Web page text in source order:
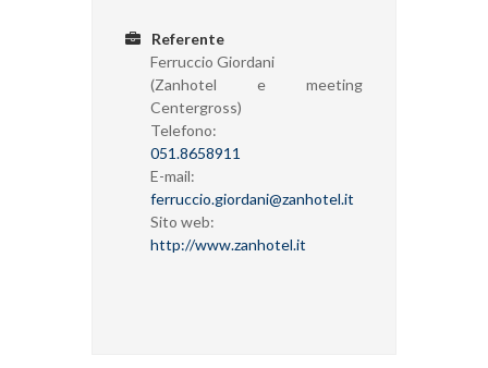
Referente
Ferruccio Giordani
(Zanhotel e meeting
Centergross)
Telefono:
051.8658911
E-mail:
ferruccio.giordani@zanhotel.it
Sito web:
http://www.zanhotel.it